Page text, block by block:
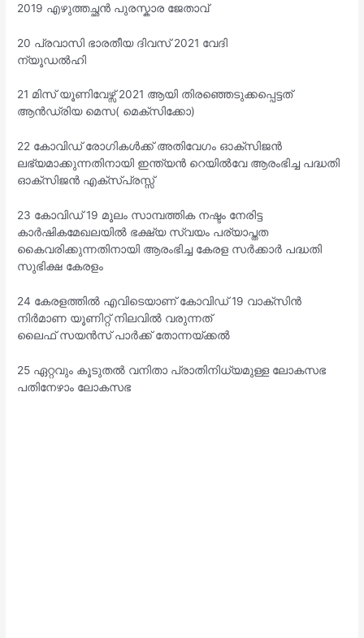
2019 എഴുത്തച്ഛൻ പുരസ്കാര ജേതാവ്
20 പ്രവാസി ഭാരതീയ ദിവസ് 2021 വേദി
ന്യൂഡൽഹി
21 മിസ് യൂണിവേഴ്സ് 2021 ആയി തിരഞ്ഞെടുക്കപ്പെട്ടത്
ആൻഡ്രിയ മെസ( മെക്സിക്കോ)
22 കോവിഡ് രോഗികൾക്ക് അതിവേഗം ഓക്സിജൻ
ലഭ്യമാക്കുന്നതിനായി ഇന്ത്യൻ റെയിൽവേ ആരംഭിച്ച പദ്ധതി
ഓക്സിജൻ എക്സ്പ്രസ്സ്
23 കോവിഡ് 19 മൂലം സാമ്പത്തിക നഷ്ടം നേരിട്ട
കാർഷികമേഖലയിൽ ഭക്ഷ്യ സ്വയം പര്യാപ്തത
കൈവരിക്കുന്നതിനായി ആരംഭിച്ച കേരള സർക്കാർ പദ്ധതി
സുഭിക്ഷ കേരളം
24 കേരളത്തിൽ എവിടെയാണ് കോവിഡ് 19 വാക്സിൻ
നിർമാണ യൂണിറ്റ് നിലവിൽ വരുന്നത്
ലൈഫ് സയൻസ് പാർക്ക് തോന്നയ്ക്കൽ
25 ഏറ്റവും കൂടുതൽ വനിതാ പ്രാതിനിധ്യമുള്ള ലോകസഭ
പതിനേഴാം ലോകസഭ